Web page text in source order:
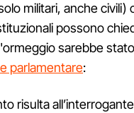
militari, anche
possono
sarebbe
parlamentare:
risulta